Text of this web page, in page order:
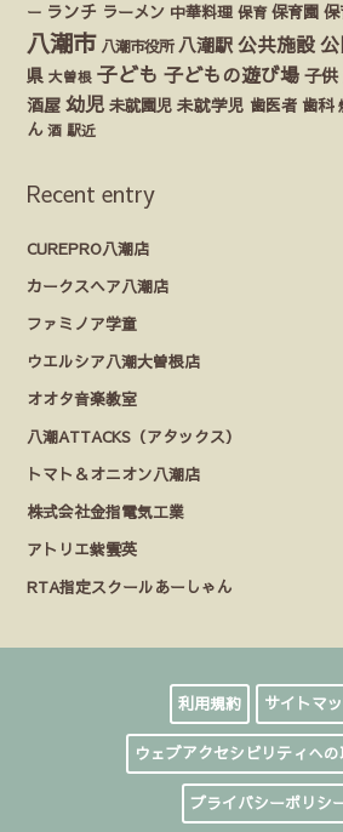
ー ランチ ラーメン 中華料理 保育 保育園
八潮市 八潮市役所 八潮駅 公共施設
県 大曽根 子ども 子どもの遊び場 子供
酒屋 幼児 未就園児 未就学児 歯医者 歯科
ん 酒 駅近
Recent entry
CUREPRO八潮店
カークスヘア八潮店
ファミノア学童
ウエルシア八潮大曽根店
オオタ音楽教室
八潮ATTACKS（アタックス）
トマト＆オニオン八潮店
株式会社金指電気工業
アトリエ紫雲英
RTA指定スクールあーしゃん
利用規約 サイトマ
ウェブアクセシビリティへ
プライバシーポリシ